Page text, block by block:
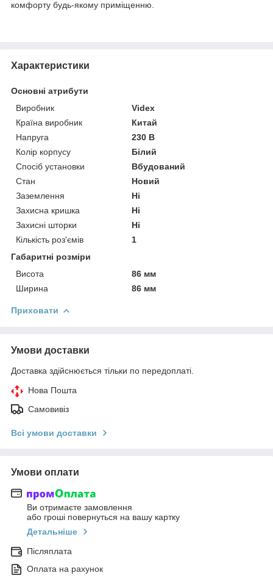
комфорту будь-якому приміщенню.
Характеристики
Основні атрибути
Виробник
Videx
Країна виробник
Китай
Напруга
230 В
Колір корпусу
Білий
Спосіб установки
Вбудований
Стан
Новий
Заземлення
Ні
Захисна кришка
Ні
Захисні шторки
Ні
Кількість роз'ємів
1
Габаритні розміри
Висота
86 мм
Ширина
86 мм
Приховати
Умови доставки
Доставка здійснюється тільки по передоплаті.
Нова Пошта
Самовивіз
Всі умови доставки
Умови оплати
Ви отримаєте замовлення
або гроші повернуться на вашу картку
Детальніше
Післяплата
Оплата на рахунок